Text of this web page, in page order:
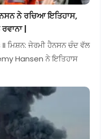
ਨੇ ਰਚਿਆ ਇਤਿਹਾਸ,
|
ਮਿਸ਼ਨ: ਜੇਰਮੀ ਹੈਨਸਨ ਚੰਦ ਵੱਲ
Hansen ਨੇ ਇਤਿਹਾਸ